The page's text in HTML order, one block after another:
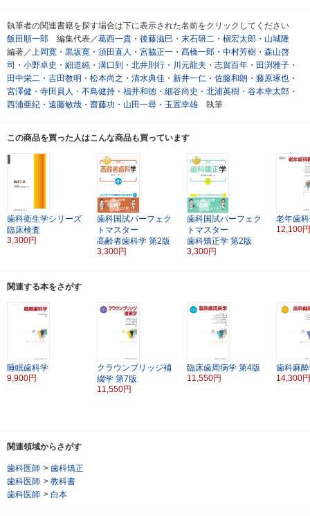
執筆者の関連書籍を探す場合は下に表示された名前をクリックしてください
飯田順一郎 編集代表／葛西一貴 ・ 後藤滋巳 ・ 末石研二 ・ 槇宏太郎 ・ 山城隆
編著／上岡寛 ・ 黒坂寛 ・ 須田直人 ・ 宮脇正一 ・ 髙橋一郎 ・ 中村芳樹 ・ 森山啓
司 ・ 小野卓史 ・ 細道純 ・ 溝口到 ・ 北井則行 ・ 川元龍夫 ・ 志賀百年 ・ 田渕雅子 ・
田中栄二 ・ 吉田教明 ・ 松本尚之 ・ 清水典佳 ・ 新井一仁 ・ 佐藤和朗 ・ 藤原琢也 ・
宮澤健 ・ 寺田員人 ・ 不島健持 ・ 福井和徳 ・ 細谷尚史 ・ 北浦英樹 ・ 谷本幸太郎 ・
西浦亜紀 ・ 遠藤敏哉 ・ 齋藤功 ・ 山田一尋 ・ 玉置幸雄 執筆
この商品を買った人はこんな商品も買っています
歯科衛生学シリーズ
臨床検査
3,300円
歯科国試パーフェク
トマスター
高齢者歯科学 第2版
3,300円
歯科国試パーフェク
トマスター
歯科矯正学 第2版
3,300円
老年歯
12,100
関連する本をさがす
睡眠歯科学
9,900円
クラウンブリッジ補
綴学 第7版
11,550円
臨床歯周病学 第4版
11,550円
歯科麻
14,300
関連領域からさがす
歯科医師 > 歯科矯正
歯科医師 > 教科書
歯科医師 > 白本